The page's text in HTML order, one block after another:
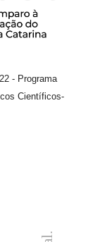
- Programa
Científicos-